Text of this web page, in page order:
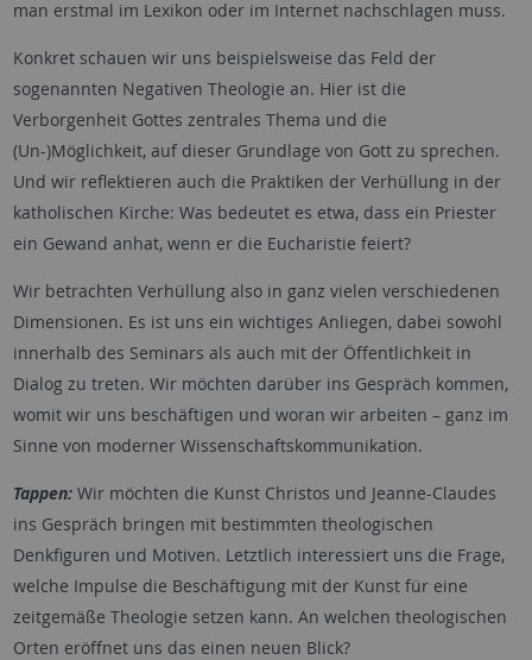
man erstmal im Lexikon oder im Internet nachschlagen muss.
Konkret schauen wir uns beispielsweise das Feld der
sogenannten Negativen Theologie an. Hier ist die
Verborgenheit Gottes zentrales Thema und die
(Un-)Möglichkeit, auf dieser Grundlage von Gott zu sprechen.
Und wir reflektieren auch die Praktiken der Verhüllung in der
katholischen Kirche: Was bedeutet es etwa, dass ein Priester
ein Gewand anhat, wenn er die Eucharistie feiert?
Wir betrachten Verhüllung also in ganz vielen verschiedenen
Dimensionen. Es ist uns ein wichtiges Anliegen, dabei sowohl
innerhalb des Seminars als auch mit der Öffentlichkeit in
Dialog zu treten. Wir möchten darüber ins Gespräch kommen,
womit wir uns beschäftigen und woran wir arbeiten – ganz im
Sinne von moderner Wissenschaftskommunikation.
Tappen: Wir möchten die Kunst Christos und Jeanne-Claudes
ins Gespräch bringen mit bestimmten theologischen
Denkfiguren und Motiven. Letztlich interessiert uns die Frage,
welche Impulse die Beschäftigung mit der Kunst für eine
zeitgemäße Theologie setzen kann. An welchen theologischen
Orten eröffnet uns das einen neuen Blick?